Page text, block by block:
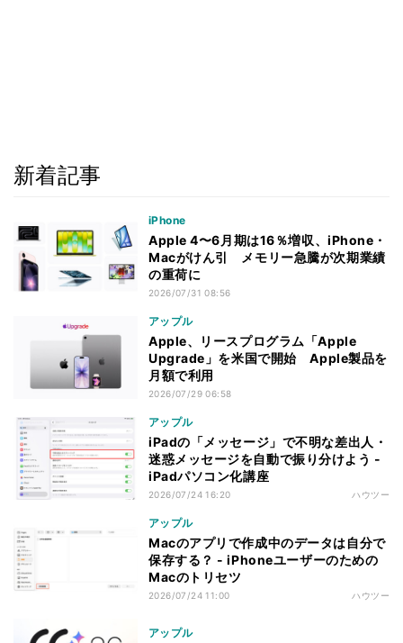
新着記事
iPhone
Apple 4〜6月期は16％増収、iPhone・
Macがけん引 メモリー急騰が次期業績
の重荷に
2026/07/31 08:56
アップル
Apple、リースプログラム「Apple
Upgrade」を米国で開始 Apple製品を
月額で利用
2026/07/29 06:58
アップル
iPadの「メッセージ」で不明な差出人・
迷惑メッセージを自動で振り分けよう -
iPadパソコン化講座
2026/07/24 16:20 ハウツー
アップル
Macのアプリで作成中のデータは自分で
保存する？ - iPhoneユーザーのための
Macのトリセツ
2026/07/24 11:00 ハウツー
アップル